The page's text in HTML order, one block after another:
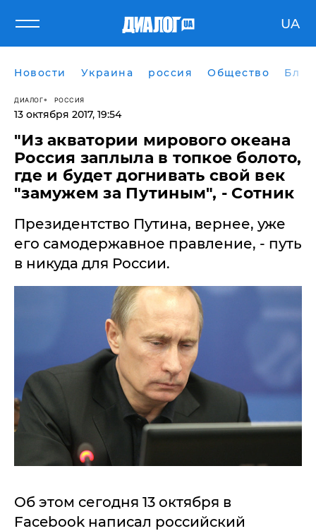
UA
Новости Украина россия Общество
ДИАЛОГ РОССИЯ
13 октября 2017, 19:54
"Из акватории мирового океана
Россия заплыла в топкое болото,
где и будет догнивать свой век
"замужем за Путиным", - Сотник
Президентство Путина, вернее, уже
его самодержавное правление, - путь
в никуда для России.
Об этом сегодня 13 октября в
Facebook написал российский